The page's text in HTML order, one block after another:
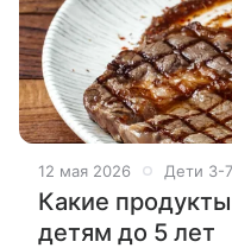
12 мая 2026 Дети 3-
Какие
детям до 5 лет